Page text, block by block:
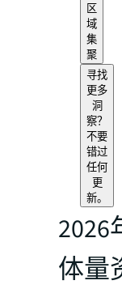
区
域
集
聚
寻找
更多
洞
察？
不要
错过
任何
更
新。
体量